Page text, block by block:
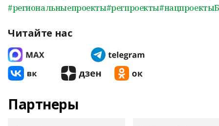
#региональныепроекты#регпроекты
Читайте нас
Партнеры